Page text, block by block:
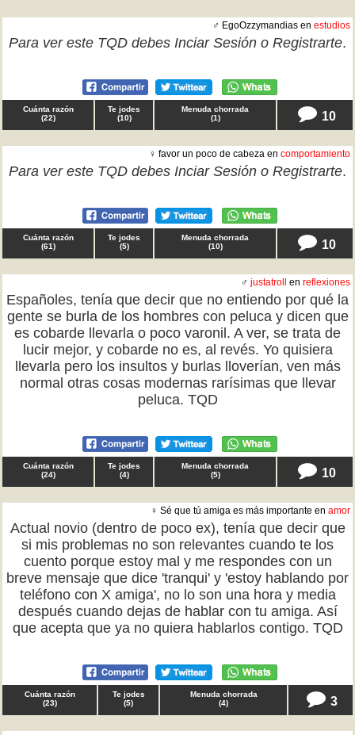
♂ EgoOzzymandias en estudios
Para ver este TQD debes Inciar Sesión o Registrarte.
Cuánta razón
(22)
Te jodes
(10)
Menuda chorrada
(1) 10
♀ favor un poco de cabeza en comportamiento
Para ver este TQD debes Inciar Sesión o Registrarte.
Cuánta razón
(61)
Te jodes
(5)
Menuda chorrada
(10) 10
♂ justatroll en reflexiones
Españoles, tenía que decir que no entiendo por qué la
gente se burla de los hombres con peluca y dicen que
es cobarde llevarla o poco varonil. A ver, se trata de
lucir mejor, y cobarde no es, al revés. Yo quisiera
llevarla pero los insultos y burlas lloverían, ven más
normal otras cosas modernas rarísimas que llevar
peluca. TQD
Cuánta razón
(24)
Te jodes
(4)
Menuda chorrada
(5) 10
♀ Sé que tú amiga es más importante en amor
Actual novio (dentro de poco ex), tenía que decir que
si mis problemas no son relevantes cuando te los
cuento porque estoy mal y me respondes con un
breve mensaje que dice 'tranqui' y 'estoy hablando por
teléfono con X amiga', no lo son una hora y media
después cuando dejas de hablar con tu amiga. Así
que acepta que ya no quiera hablarlos contigo. TQD
Cuánta razón
(23)
Te jodes
(5)
Menuda chorrada
(4) 3